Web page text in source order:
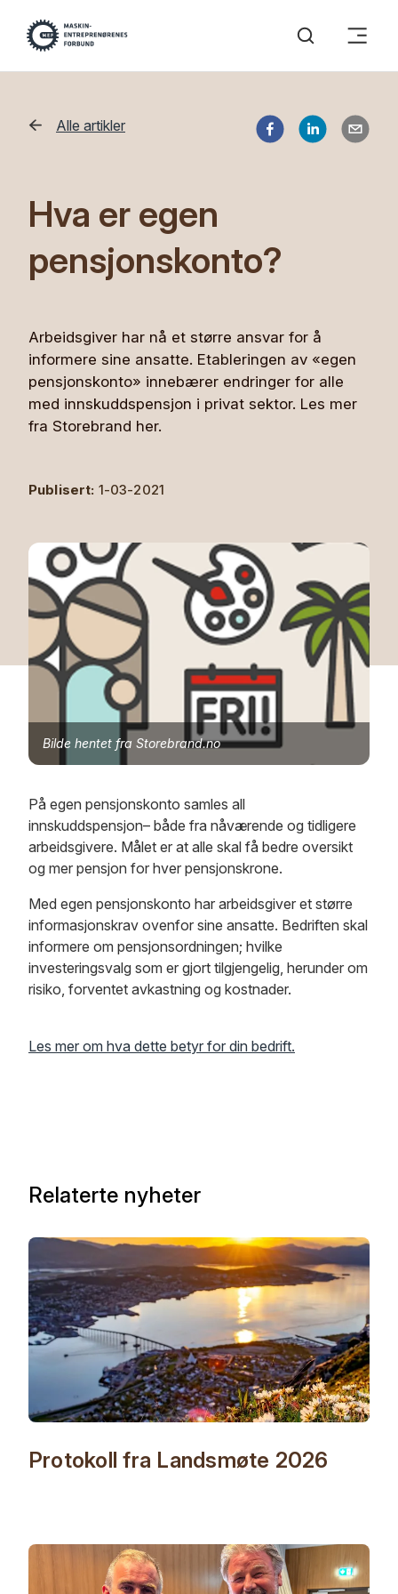
Alle artikler
Hva er egen
pensjonskonto?
Arbeidsgiver har nå et større ansvar for å
informere sine ansatte. Etableringen av «egen
pensjonskonto» innebærer endringer for alle
med innskuddspensjon i privat sektor. Les mer
fra Storebrand her.
Publisert: 1-03-2021
Bilde hentet fra Storebrand.no
På egen pensjonskonto samles all
innskuddspensjon– både fra nåværende og tidligere
arbeidsgivere. Målet er at alle skal få bedre oversikt
og mer pensjon for hver pensjonskrone.
Med egen pensjonskonto har arbeidsgiver et større
informasjonskrav ovenfor sine ansatte. Bedriften skal
informere om pensjonsordningen; hvilke
investeringsvalg som er gjort tilgjengelig, herunder om
risiko, forventet avkastning og kostnader.
Les mer om hva dette betyr for din bedrift.
Relaterte nyheter
Protokoll fra Landsmøte 2026